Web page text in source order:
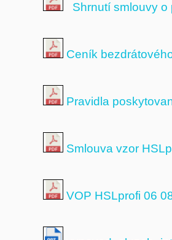
Shrnutí smlouvy
Ceník
Pravidla
Smlouva vzor
VOP HSLprofi 06